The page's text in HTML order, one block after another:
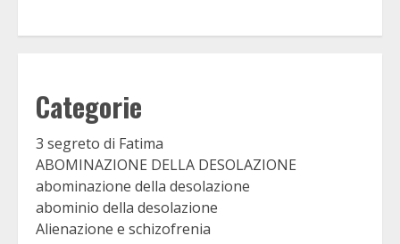
Categorie
3 segreto di Fatima
ABOMINAZIONE DELLA DESOLAZIONE
abominazione della desolazione
abominio della desolazione
Alienazione e schizofrenia